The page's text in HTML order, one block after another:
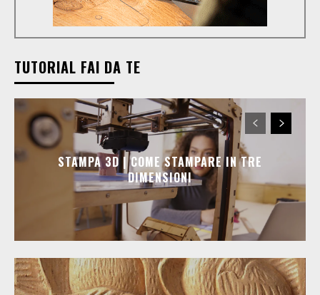
TUTORIAL FAI DA TE
STAMPA 3D | COME STAMPARE IN TRE
DIMENSIONI